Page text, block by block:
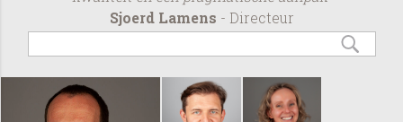
Sjoerd Lamens - Directeur